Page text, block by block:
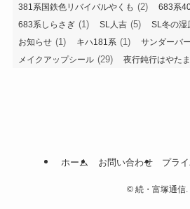
381系国鉄色リバイバルやくも (2) 683系
683系しらさぎ (1) SL人吉 (5) SL冬の湿
お知らせ (1) キハ181系 (1) サンダーバ
メイクアップシール (29) 夜行鈍行はやたま
ホーム お問い合わせ プラ
©続・富塚通信.